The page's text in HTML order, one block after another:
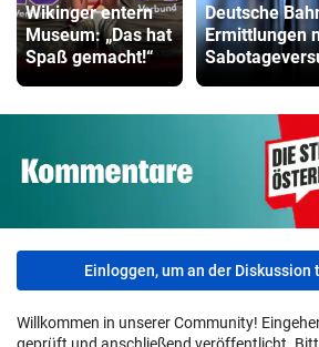
Hoverboard Vergleich
ZUM VERGLEICH
Wikinger entern
Museum: „Das hat
Spaß gemacht!“
Deutsche
Ermittlungen
Einloggen, um an der Diskussion
Willkommen in unserer Community!